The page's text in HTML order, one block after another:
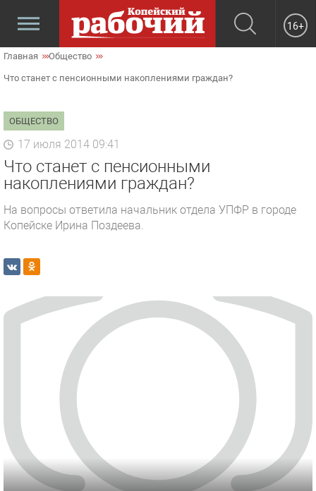
16+
Главная Общество
Что станет с пенсионными накоплениями граждан?
ОБЩЕСТВО
17 июля 2014 09:41
Что станет с пенсионными
накоплениями граждан?
На вопросы ответила начальник отдела УПФР в городе
Копейске Ирина Поздеева.